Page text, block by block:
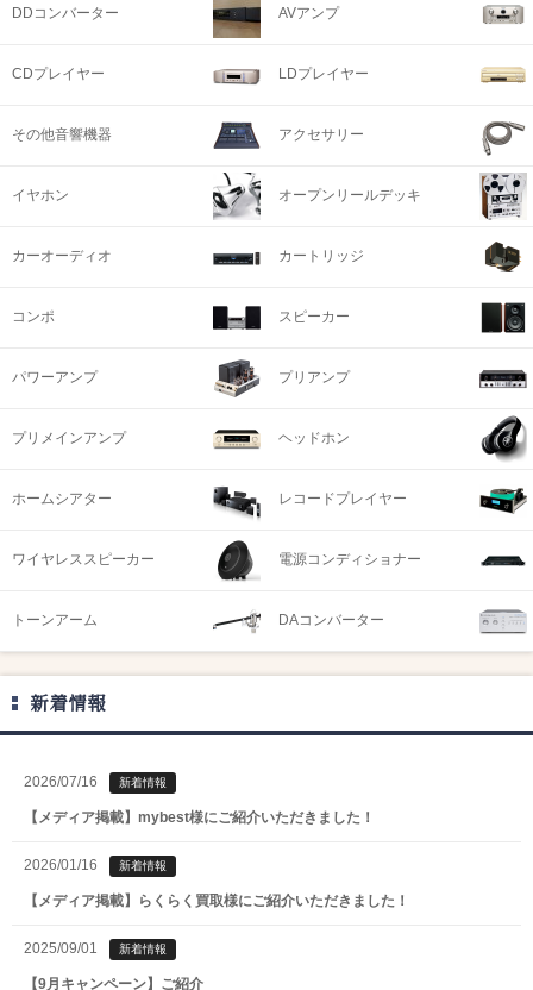
DDコンバーター AVアンプ
CDプレイヤー LDプレイヤー
その他音響機器 アクセサリー
イヤホン オープンリールデッキ
カーオーディオ カートリッジ
コンポ スピーカー
パワーアンプ プリアンプ
プリメインアンプ ヘッドホン
ホームシアター レコードプレイヤー
ワイヤレススピーカー 電源コンディショナー
トーンアーム DAコンバーター
新着情報
2026/07/16 新着情報
【メディア掲載】mybest様にご紹介いただきました！
2026/01/16 新着情報
【メディア掲載】らくらく買取様にご紹介いただきました！
2025/09/01 新着情報
【9月キャンペーン】ご紹介